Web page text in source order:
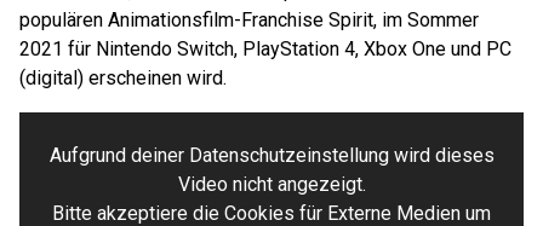
populären Animationsfilm-Franchise Spirit, im Sommer
2021 für Nintendo Switch, PlayStation 4, Xbox One und PC
(digital) erscheinen wird.
Aufgrund deiner Datenschutzeinstellung wird dieses
Video nicht angezeigt.
Bitte akzeptiere die Cookies für Externe Medien um